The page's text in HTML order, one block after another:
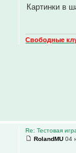
Картинки в
Свободные
Re: Тестовая
RolandMU 04